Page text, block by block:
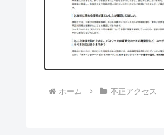
ホーム 不正アクセス